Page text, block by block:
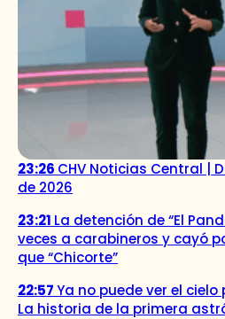
23:26 CHV Noticias Central |
de 2026
23:21 La detención de “El
veces a carabineros y cayó
que “Chicorte”
22:57Ya no puede ver el
La historia de la primera